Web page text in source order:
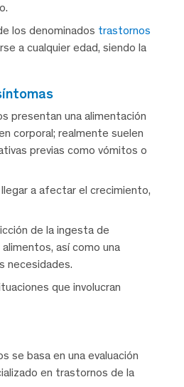
los denominados trastornos
a cualquier edad, siendo la
presentan una alimentación
corporal; realmente suelen
previas como vómitos o
a afectar el crecimiento,
de la ingesta de
así como una
necesidades.
que involucran
se basa en una evaluación
en trastornos de la